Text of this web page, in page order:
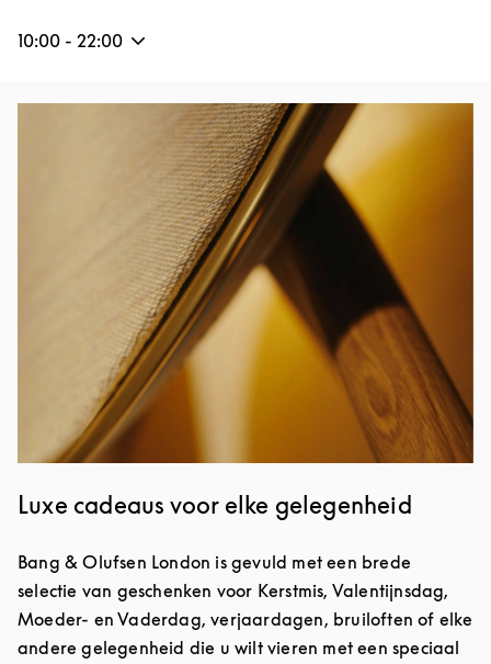
10:00 - 22:00
Afbeelding van evenement
Luxe cadeaus voor elke gelegenheid
Bang & Olufsen London is gevuld met een brede
selectie van geschenken voor Kerstmis, Valentijnsdag,
Moeder- en Vaderdag, verjaardagen, bruiloften of elke
andere gelegenheid die u wilt vieren met een speciaal